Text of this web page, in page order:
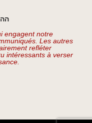
engagent notre
Les autres
refléter
intéressants à verser